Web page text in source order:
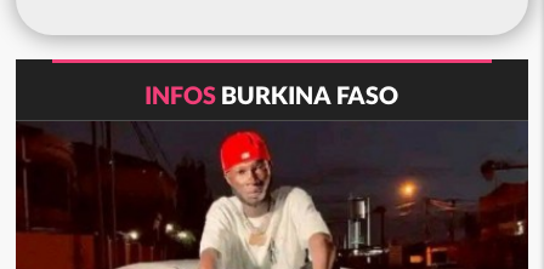
INFOS BURKINA FASO